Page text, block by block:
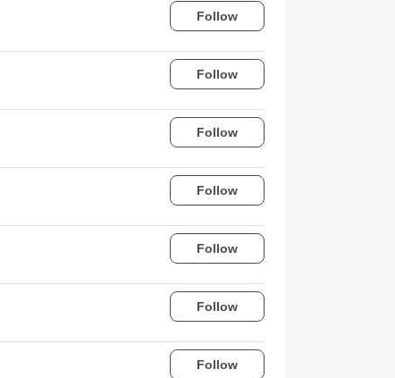
Follow
Follow
Follow
Follow
Follow
Follow
Follow